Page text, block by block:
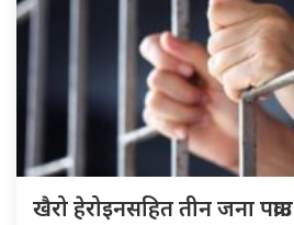
खैरो हेरोइनसहित तीन जना पक्राउ